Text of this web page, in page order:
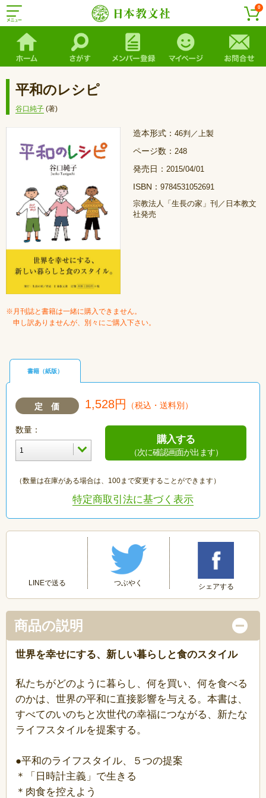
0
平和のレシピ
谷口純子 (著)
造本形式： 46判／上製
ページ数： 248
発売日： 2015/04/01
ISBN： 9784531052691
宗教法人「生長の家」刊／日本教文
社発売
※月刊誌と書籍は一緒に購入できません。
申し訳ありませんが、別々にご購入下さい。
書籍（紙版）
定 価 1,528円 （税込・送料別）
数量：
購入する
（次に確認画面が出ます）
（数量は在庫がある場合は、100まで変更することができます）
特定商取引法に基づく表示
LINEで送る つぶやく シェアする
商品の説明
世界を幸せにする、新しい暮らしと食のスタイル
私たちがどのように暮らし、何を買い、何を食べる
のかは、世界の平和に直接影響を与える。本書は、
すべてのいのちと次世代の幸福につながる、新たな
ライフスタイルを提案する。
●平和のライフスタイル、５つの提案
＊「日時計主義」で生きる
＊肉食を控えよう